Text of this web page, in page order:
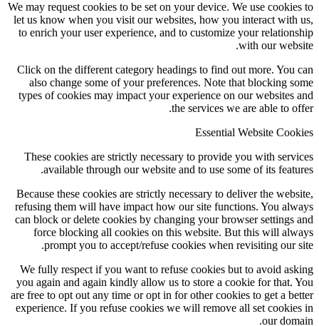
We may request cookies to be set on your device. We use cookies to
let us know when you visit our websites, how you interact with us,
to enrich your user experience, and to customize your relationship
with our website.
Click on the different category headings to find out more. You can
also change some of your preferences. Note that blocking some
types of cookies may impact your experience on our websites and
the services we are able to offer.
Essential Website Cookies
These cookies are strictly necessary to provide you with services
available through our website and to use some of its features.
Because these cookies are strictly necessary to deliver the website,
refusing them will have impact how our site functions. You always
can block or delete cookies by changing your browser settings and
force blocking all cookies on this website. But this will always
prompt you to accept/refuse cookies when revisiting our site.
We fully respect if you want to refuse cookies but to avoid asking
you again and again kindly allow us to store a cookie for that. You
are free to opt out any time or opt in for other cookies to get a better
experience. If you refuse cookies we will remove all set cookies in
our domain.